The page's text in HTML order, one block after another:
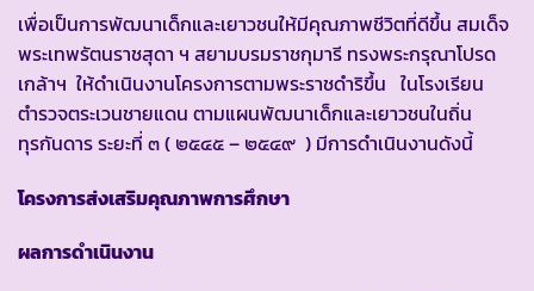
เพื่อเป็นการพัฒนาเด็กและเยาวชนให้มีคุณภาพชีวิตที่ดีขึ้น สมเด็จ
พระเทพรัตนราชสุดา ฯ สยามบรมราชกุมารี ทรงพระกรุณาโปรด
เกล้าฯ ให้ดำเนินงานโครงการตามพระราชดำริขึ้น ในโรงเรียน
ตำรวจตระเวนชายแดน ตามแผนพัฒนาเด็กและเยาวชนในถิ่น
ทุรกันดาร ระยะที่ ๓ ( ๒๕๔๕ – ๒๕๔๙ ) มีการดำเนินงานดังนี้
โครงการส่งเสริมคุณภาพการศึกษา
ผลการดำเนินงาน